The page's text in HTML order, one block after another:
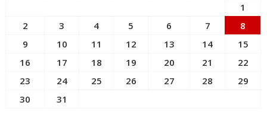
1
2
3 4 5 6 7
8
9
10 11 12 13 14
15
16
17 18 19 20 21
22
23
24 25 26 27 28
29
30
31